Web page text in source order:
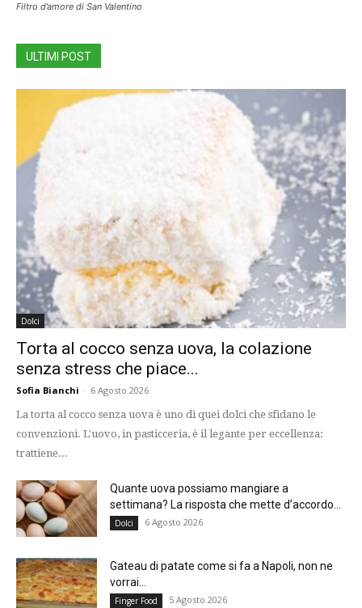
Filtro d’amore di San Valentino
ULTIMI POST
Dolci
Torta al cocco senza uova, la colazione
senza stress che piace...
Sofia Bianchi - 6 Agosto 2026
La torta al cocco senza uova è uno di quei dolci che sfidano le
convenzioni. L'uovo, in pasticceria, è il legante per eccellenza:
trattiene...
Quante uova possiamo mangiare a
settimana? La risposta che mette d’accordo...
Dolci 6 Agosto 2026
Gateau di patate come si fa a Napoli, non ne
vorrai...
Finger Food 5 Agosto 2026